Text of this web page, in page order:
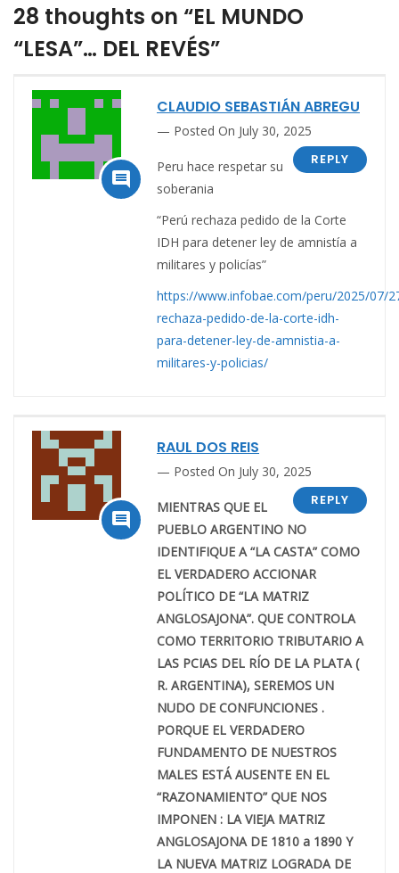
28 thoughts on “EL MUNDO
“LESA”… DEL REVÉS”

CLAUDIO SEBASTIÁN ABREGU
Posted On July 30, 2025
REPLY
Peru hace respetar su
soberania
“Perú rechaza pedido de la Corte
IDH para detener ley de amnistía a
militares y policías”
https://www.infobae.com/peru/2025/07/
rechaza-pedido-de-la-corte-idh-
para-detener-ley-de-amnistia-a-
militares-y-policias/

RAUL DOS REIS
Posted On July 30, 2025
REPLY
MIENTRAS QUE EL
PUEBLO ARGENTINO NO
IDENTIFIQUE A “LA CASTA” COMO
EL VERDADERO ACCIONAR
POLÍTICO DE “LA MATRIZ
ANGLOSAJONA”. QUE CONTROLA
COMO TERRITORIO TRIBUTARIO A
LAS PCIAS DEL RÍO DE LA PLATA (
R. ARGENTINA), SEREMOS UN
NUDO DE CONFUNCIONES .
PORQUE EL VERDADERO
FUNDAMENTO DE NUESTROS
MALES ESTÁ AUSENTE EN EL
“RAZONAMIENTO” QUE NOS
IMPONEN : LA VIEJA MATRIZ
ANGLOSAJONA DE 1810 a 1890 Y
LA NUEVA MATRIZ LOGRADA DE